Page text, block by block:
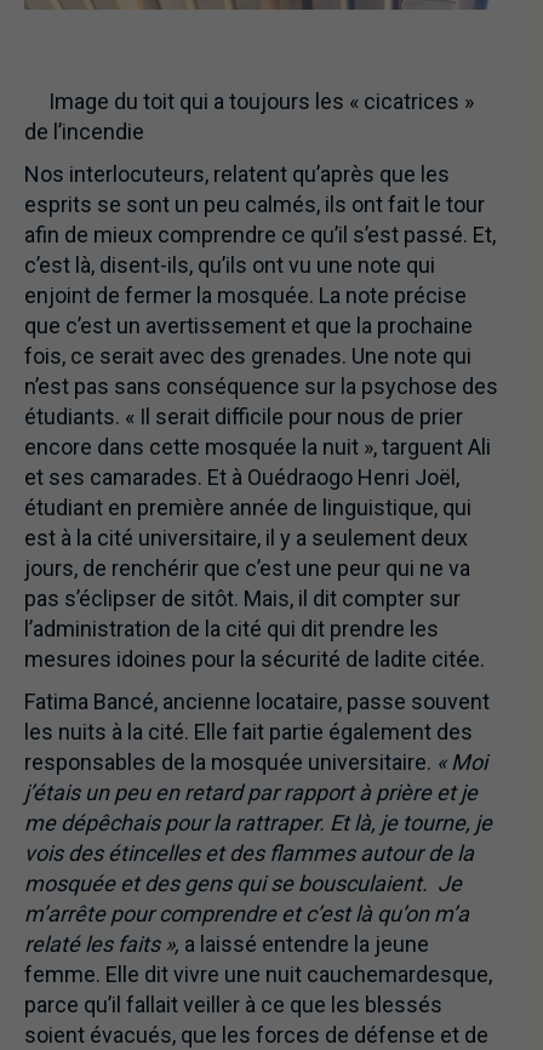
Image du toit qui a toujours les « cicatrices »
de l’incendie
Nos interlocuteurs, relatent qu’après que les
esprits se sont un peu calmés, ils ont fait le tour
afin de mieux comprendre ce qu’il s’est passé. Et,
c’est là, disent-ils, qu’ils ont vu une note qui
enjoint de fermer la mosquée. La note précise
que c’est un avertissement et que la prochaine
fois, ce serait avec des grenades. Une note qui
n’est pas sans conséquence sur la psychose des
étudiants. « Il serait difficile pour nous de prier
encore dans cette mosquée la nuit », targuent Ali
et ses camarades. Et à Ouédraogo Henri Joël,
étudiant en première année de linguistique, qui
est à la cité universitaire, il y a seulement deux
jours, de renchérir que c’est une peur qui ne va
pas s’éclipser de sitôt. Mais, il dit compter sur
l’administration de la cité qui dit prendre les
mesures idoines pour la sécurité de ladite citée.
Fatima Bancé, ancienne locataire, passe souvent
les nuits à la cité. Elle fait partie également des
responsables de la mosquée universitaire. « Moi
j’étais un peu en retard par rapport à prière et je
me dépêchais pour la rattraper. Et là, je tourne, je
vois des étincelles et des flammes autour de la
mosquée et des gens qui se bousculaient. Je
m’arrête pour comprendre et c’est là qu’on m’a
relaté les faits », a laissé entendre la jeune
femme. Elle dit vivre une nuit cauchemardesque,
parce qu’il fallait veiller à ce que les blessés
soient évacués, que les forces de défense et de